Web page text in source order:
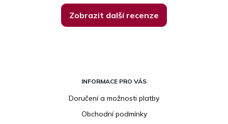
Zobrazit další recenze
INFORMACE PRO VÁS
Doručení a možnosti platby
Obchodní podmínky